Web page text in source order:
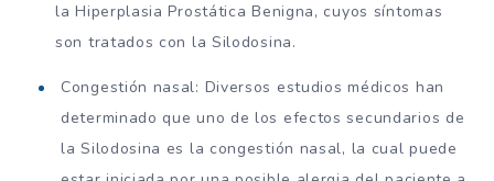
la Hiperplasia Prostática Benigna, cuyos síntomas
son tratados con la Silodosina.
Congestión nasal: Diversos estudios médicos han
determinado que uno de los efectos secundarios de
la Silodosina es la congestión nasal, la cual puede